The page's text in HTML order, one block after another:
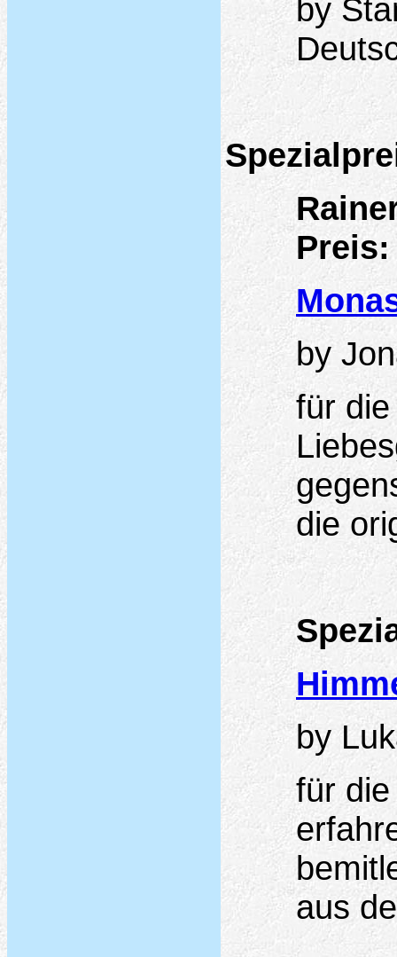
by
Preis:
by
für
die
by
für
aus